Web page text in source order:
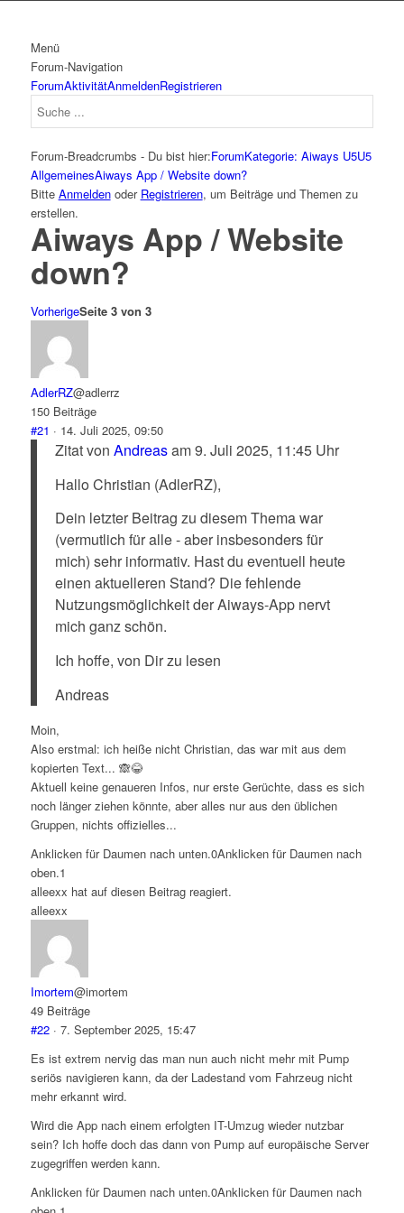
Menü
Forum-Navigation
ForumAktivitätAnmeldenRegistrieren
Forum-Breadcrumbs - Du bist hier:ForumKategorie: Aiways U5U5
AllgemeinesAiways App / Website down?
Bitte Anmeldenoder Registrieren, um Beiträge und Themen zu
erstellen.
Aiways App / Website
down?
VorherigeSeite 3 von 3
AdlerRZ@adlerrz
150 Beiträge
#21 · 14. Juli 2025, 09:50
Zitat von Andreasam 9. Juli 2025, 11:45 Uhr
Hallo Christian (AdlerRZ),
Dein letzter Beitrag zu diesem Thema war
(vermutlich für alle - aber insbesonders für
mich) sehr informativ. Hast du eventuell heute
einen aktuelleren Stand? Die fehlende
Nutzungsmöglichkeit der Aiways-App nervt
mich ganz schön.
Ich hoffe, von Dir zu lesen
Andreas
Moin,
Also erstmal: ich heiße nicht Christian, das war mit aus dem
kopierten Text... 🙈😂
Aktuell keine genaueren Infos, nur erste Gerüchte, dass es sich
noch länger ziehen könnte, aber alles nur aus den üblichen
Gruppen, nichts offizielles...
Anklicken für Daumen nach unten.0Anklicken für Daumen nach
oben.1
alleexx hat auf diesen Beitrag reagiert.
alleexx
Imortem@imortem
49 Beiträge
#22· 7. September 2025, 15:47
Es ist extrem nervig das man nun auch nicht mehr mit Pump
seriös navigieren kann, da der Ladestand vom Fahrzeug nicht
mehr erkannt wird.
Wird die App nach einem erfolgten IT-Umzug wieder nutzbar
sein? Ich hoffe doch das dann von Pump auf europäische Server
zugegriffen werden kann.
Anklicken für Daumen nach unten.0Anklicken für Daumen nach